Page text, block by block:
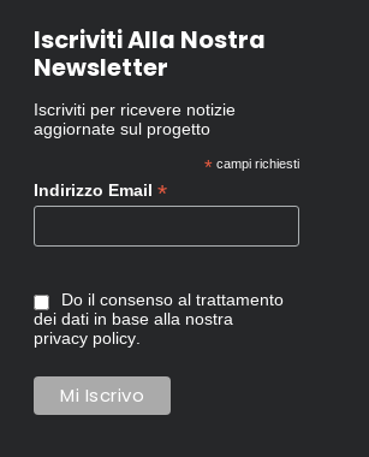
Iscriviti Alla Nostra
Newsletter
Iscriviti per ricevere notizie
aggiornate sul progetto
*campi richiesti
Indirizzo Email *
Do il consenso al trattamento
dei dati in base alla nostra
privacy policy.